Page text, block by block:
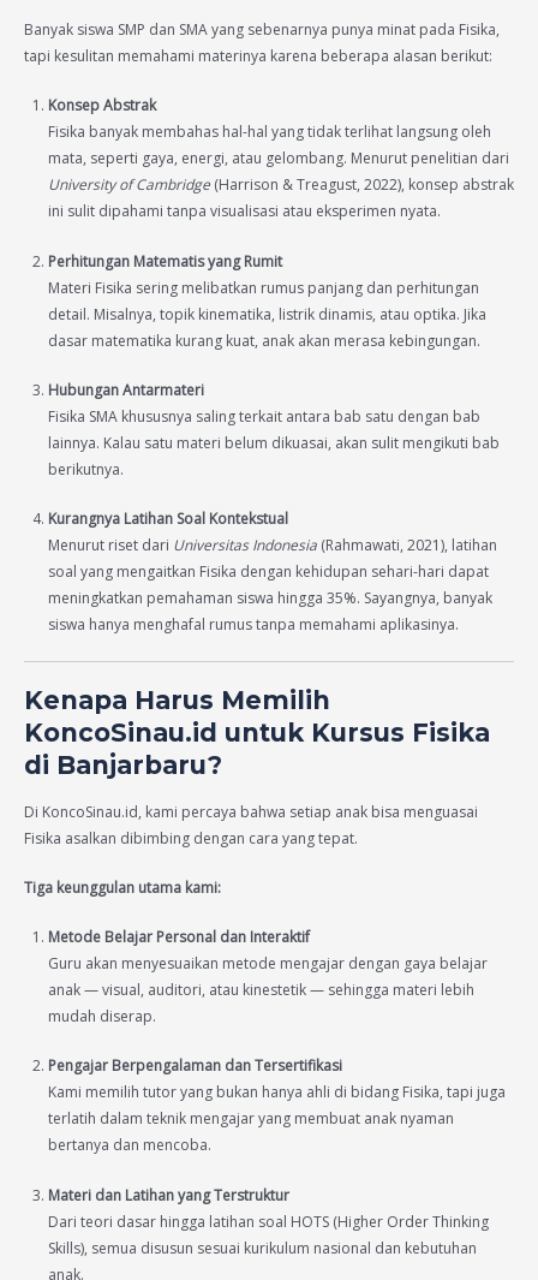
Banyak siswa SMP dan SMA yang sebenarnya punya minat pada Fisika,
tapi kesulitan memahami materinya karena beberapa alasan berikut:
Konsep Abstrak
Fisika banyak membahas hal-hal yang tidak terlihat langsung oleh
mata, seperti gaya, energi, atau gelombang. Menurut penelitian dari
University of Cambridge (Harrison & Treagust, 2022), konsep abstrak
ini sulit dipahami tanpa visualisasi atau eksperimen nyata.
Perhitungan Matematis yang Rumit
Materi Fisika sering melibatkan rumus panjang dan perhitungan
detail. Misalnya, topik kinematika, listrik dinamis, atau optika. Jika
dasar matematika kurang kuat, anak akan merasa kebingungan.
Hubungan Antarmateri
Fisika SMA khususnya saling terkait antara bab satu dengan bab
lainnya. Kalau satu materi belum dikuasai, akan sulit mengikuti bab
berikutnya.
Kurangnya Latihan Soal Kontekstual
Menurut riset dari Universitas Indonesia (Rahmawati, 2021), latihan
soal yang mengaitkan Fisika dengan kehidupan sehari-hari dapat
meningkatkan pemahaman siswa hingga 35%. Sayangnya, banyak
siswa hanya menghafal rumus tanpa memahami aplikasinya.
Kenapa Harus Memilih
KoncoSinau.id untuk Kursus Fisika
di Banjarbaru?
Di KoncoSinau.id, kami percaya bahwa setiap anak bisa menguasai
Fisika asalkan dibimbing dengan cara yang tepat.
Tiga keunggulan utama kami:
Metode Belajar Personal dan Interaktif
Guru akan menyesuaikan metode mengajar dengan gaya belajar
anak — visual, auditori, atau kinestetik — sehingga materi lebih
mudah diserap.
Pengajar Berpengalaman dan Tersertifikasi
Kami memilih tutor yang bukan hanya ahli di bidang Fisika, tapi juga
terlatih dalam teknik mengajar yang membuat anak nyaman
bertanya dan mencoba.
Materi dan Latihan yang Terstruktur
Dari teori dasar hingga latihan soal HOTS (Higher Order Thinking
Skills), semua disusun sesuai kurikulum nasional dan kebutuhan
anak.